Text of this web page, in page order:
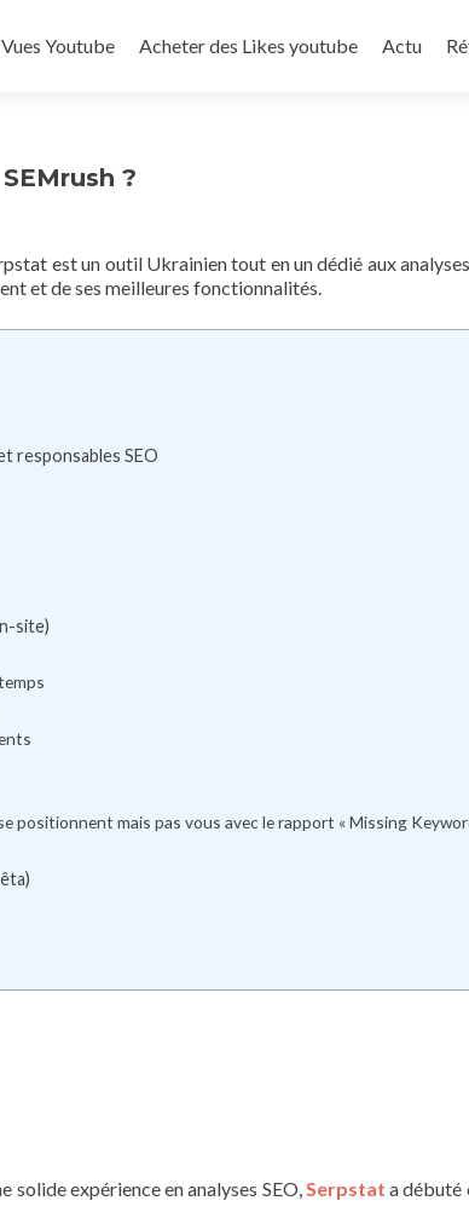
Youtube
Acheter des Likes youtube Actu
?
est un outil Ukrainien tout en un dédié aux
et de ses meilleures fonctionnalités.
responsables SEO
site)
positionnent mais pas vous avec le rapport « Missing
solide expérience en analyses SEO,Serpstat a débuté